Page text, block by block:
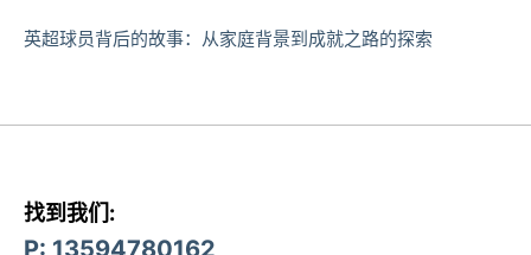
英超球员背后的故事：从家庭背景到成就之路的探索
找到我们: